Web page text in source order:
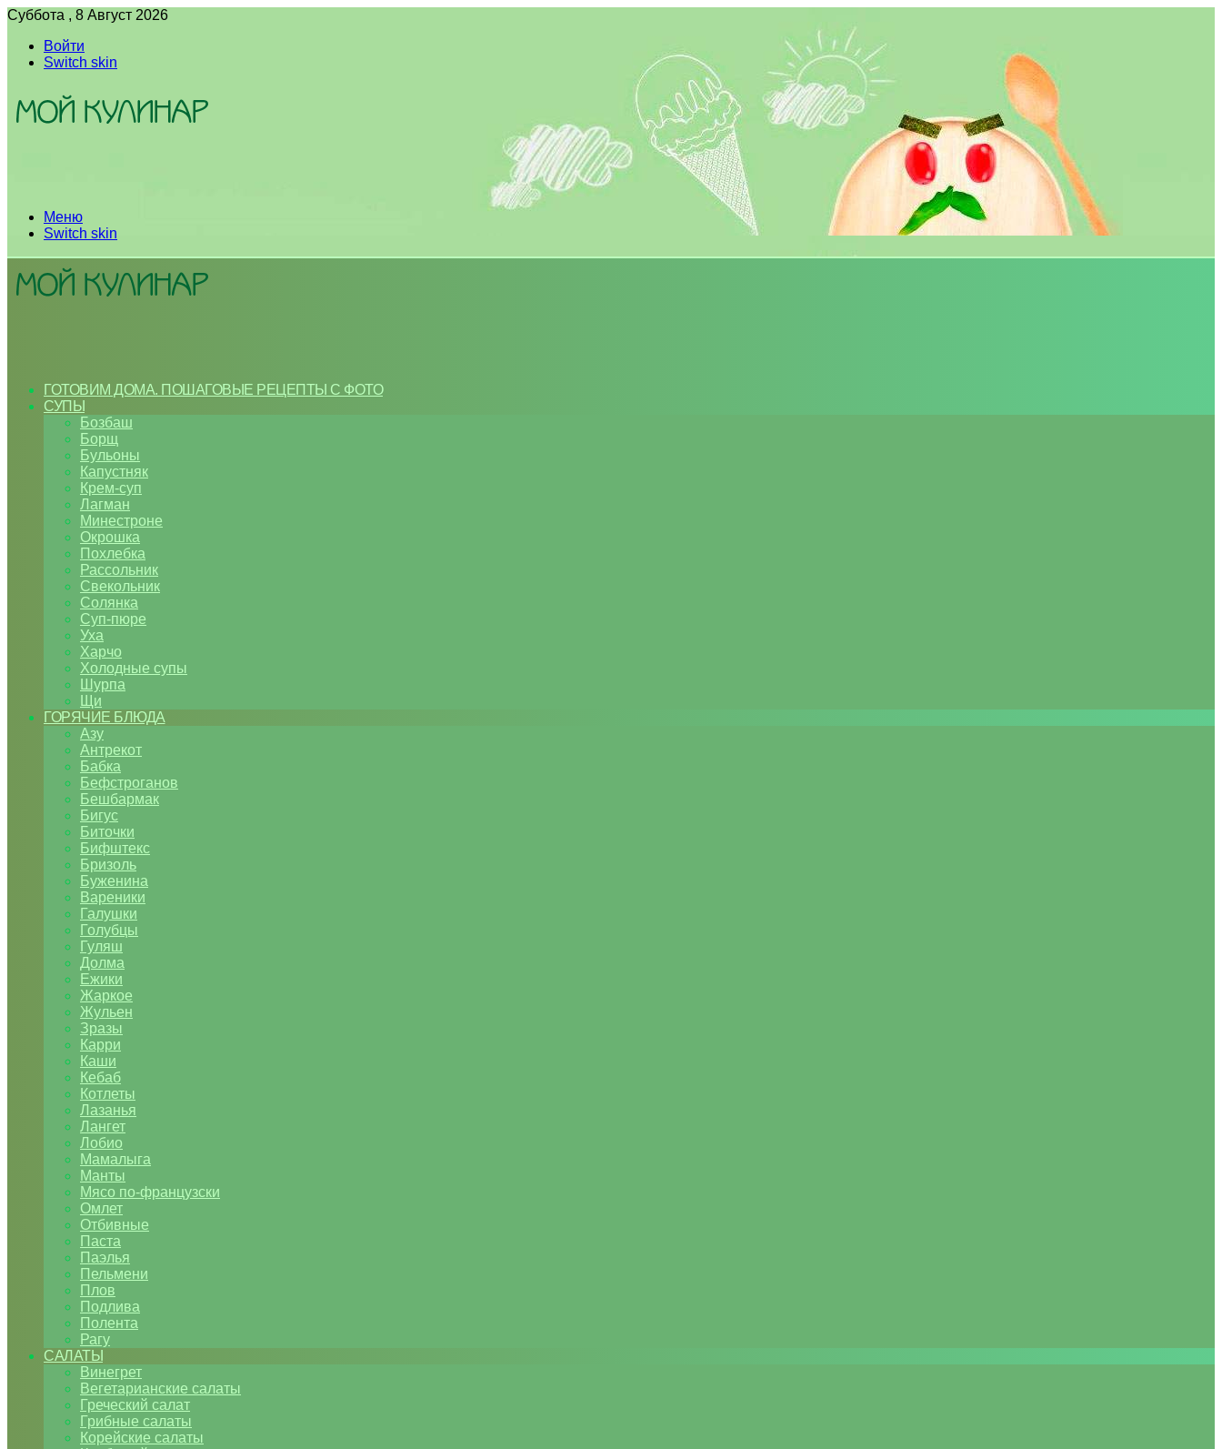
Суббота , 8 Август 2026
Войти
Switch skin
Меню
Switch skin
ГОТОВИМ ДОМА. ПОШАГОВЫЕ РЕЦЕПТЫ С ФОТО
СУПЫ
Бозбаш
Борщ
Бульоны
Капустняк
Крем-суп
Лагман
Минестроне
Окрошка
Похлебка
Рассольник
Свекольник
Солянка
Суп-пюре
Уха
Харчо
Холодные супы
Шурпа
Щи
ГОРЯЧИЕ БЛЮДА
Азу
Антрекот
Бабка
Бефстроганов
Бешбармак
Бигус
Биточки
Бифштекс
Бризоль
Буженина
Вареники
Галушки
Голубцы
Гуляш
Долма
Ежики
Жаркое
Жульен
Зразы
Карри
Каши
Кебаб
Котлеты
Лазанья
Лангет
Лобио
Мамалыга
Манты
Мясо по-французски
Омлет
Отбивные
Паста
Паэлья
Пельмени
Плов
Подлива
Полента
Рагу
САЛАТЫ
Винегрет
Вегетарианские салаты
Греческий салат
Грибные салаты
Корейские салаты